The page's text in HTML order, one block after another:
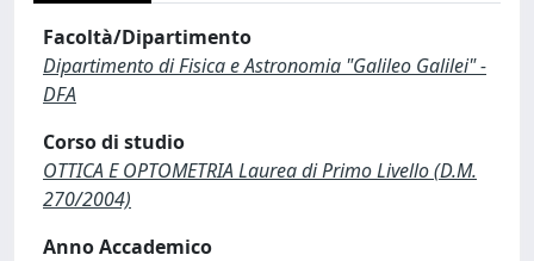
Facoltà/Dipartimento
Dipartimento di Fisica e Astronomia "Galileo Galilei" -
DFA
Corso di studio
OTTICA E OPTOMETRIA Laurea di Primo Livello (D.M.
270/2004)
Anno Accademico